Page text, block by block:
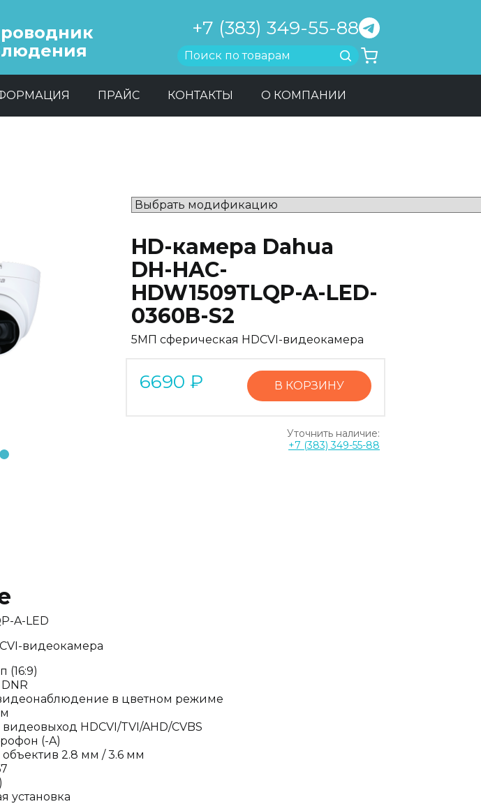
+7 (383) 349-55-88
Найти
ПРАЙС КОНТАКТЫ О КОМПАНИИ
2
HD-камера Dahua
DH-HAC-
HDW1509TLQP-A-LED-
0360B-S2
5МП сферическая HDCVI-видеокамера
6690 ₽ В КОРЗИНУ
Уточнить наличие:
+7 (383) 349-55-88
A-LED
видеокамера
(16:9)
в цветном режиме
HDCVI/TVI/AHD/CVBS
(-A)
2.8 мм / 3.6 мм
установка